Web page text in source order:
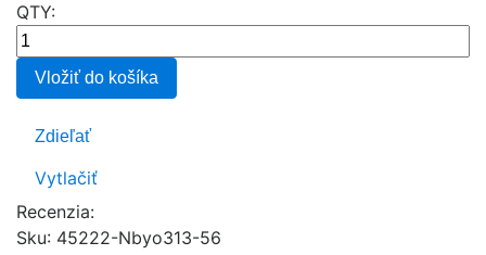
QTY:
Vložiť do košíka
Zdieľať
Vytlačiť
Recenzia:
Sku: 45222-Nbyo313-56